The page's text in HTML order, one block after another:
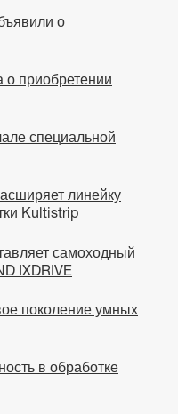
о
приобретении
специальной
линейку
Kultistrip
самоходный
IXDRIVE
поколение умных
в обработке